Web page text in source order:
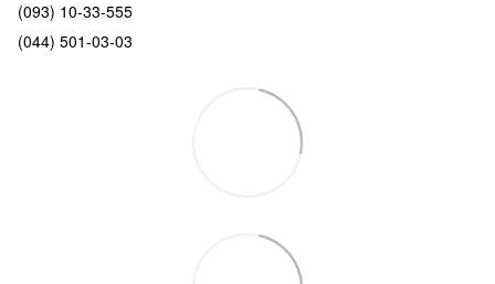
(093) 10-33-555
(044) 501-03-03